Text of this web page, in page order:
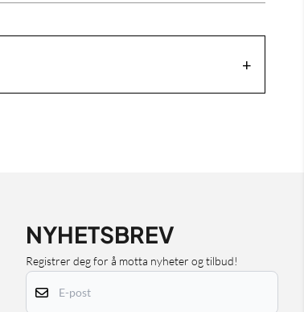
NYHETSBREV
Registrer deg for å motta nyheter og tilbud!
E-post